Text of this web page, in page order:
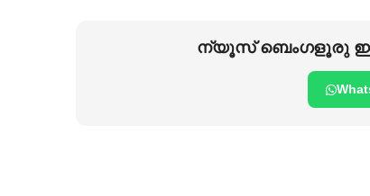
ന്യൂസ് ബെംഗളൂരു ഇനി